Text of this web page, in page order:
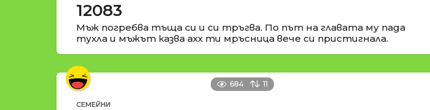
12083
Мъж погребва тъща си и си тръгва. По път на главата му пада
тухла и мъжът казва ахх ти мръсница вече си пристигнала.
684 11
СЕМЕЙНИ